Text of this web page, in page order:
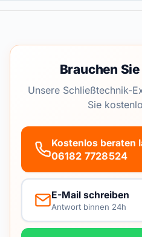
Brauchen
Unsere Schließtechnik-
Sie
Kostenlos beraten
06182 7728524
E-Mail schreiben
Antwort binnen 24h